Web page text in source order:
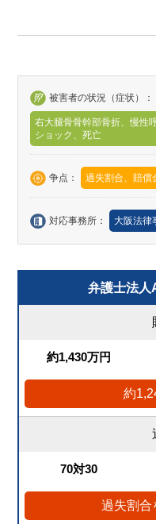
被害者の状況（症状）：
右大腿骨骨幹部骨折、慢性
ショック、死亡
争点： 過失割合、賠償
対応事務所： 大阪法律
弁護士法人
約1,430万円
約
70対30
過失割合